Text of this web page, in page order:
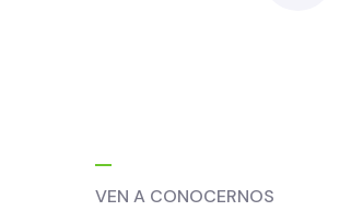
VEN A CONOCERNOS